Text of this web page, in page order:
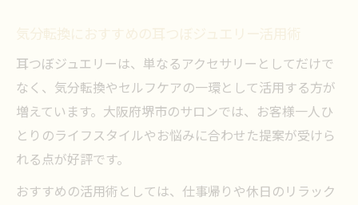
気分転換におすすめの耳つぼジュエリー活用術
耳つぼジュエリーは、単なるアクセサリーとしてだけで
なく、気分転換やセルフケアの一環として活用する方が
増えています。大阪府堺市のサロンでは、お客様一人ひ
とりのライフスタイルやお悩みに合わせた提案が受けら
れる点が好評です。
おすすめの活用術としては、仕事帰りや休日のリラック